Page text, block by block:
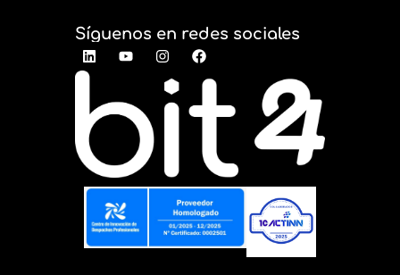
Síguenos en redes sociales
L
i
n
e
d
i
n
Y
o
u
b
I
n
s
t
a
F
a
c
e
b
o